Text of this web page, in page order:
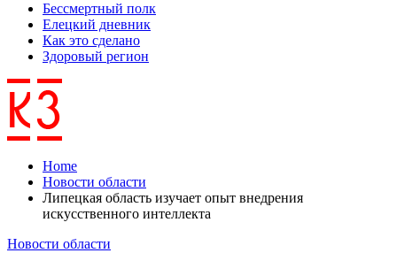
Бессмертный полк
Елецкий дневник
Как это сделано
Здоровый регион
Home
Новости области
Липецкая область изучает опыт внедрения
искусственного интеллекта
Новости области